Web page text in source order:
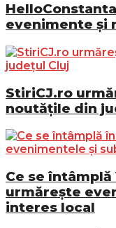
evenimente și
StiriCJ.ro
noutățile din
Ce se întâmplă
urmărește
interes local